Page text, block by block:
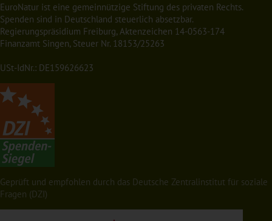
EuroNatur ist eine gemeinnützige Stiftung des privaten Rechts.
Spenden sind in Deutschland steuerlich absetzbar.
Regierungspräsidium Freiburg, Aktenzeichen 14-0563-174
Finanzamt Singen, Steuer Nr. 18153/25263
USt-IdNr.: DE159626623
Geprüft und empfohlen durch das Deutsche Zentralinstitut für soziale
Fragen (DZI)